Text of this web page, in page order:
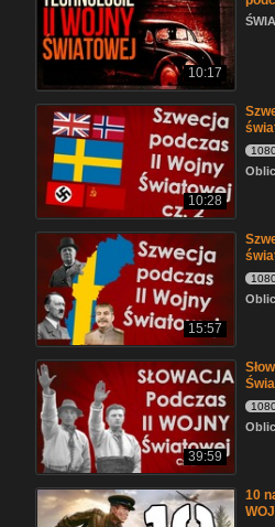
10:17
10:28
15:57
39:59
10